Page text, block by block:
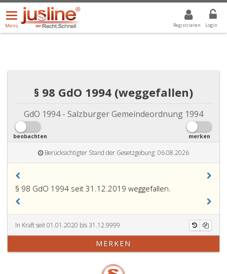
Registrieren Login
Menü
öffnen/schließen
Menü
ALLE DROPDOWN: GEWÄHLTER WERT IST ALLE
§ 98 GdO 1994 (weggefallen)
GdO 1994 - Salzburger Gemeindeordnung 1994
beobachten merken
Berücksichtigter Stand der Gesetzgebung: 06.08.2026
§ 98 GdO 1994 seit 31.12.2019 weggefallen.
In Kraft seit 01.01.2020 bis 31.12.9999
MERKEN